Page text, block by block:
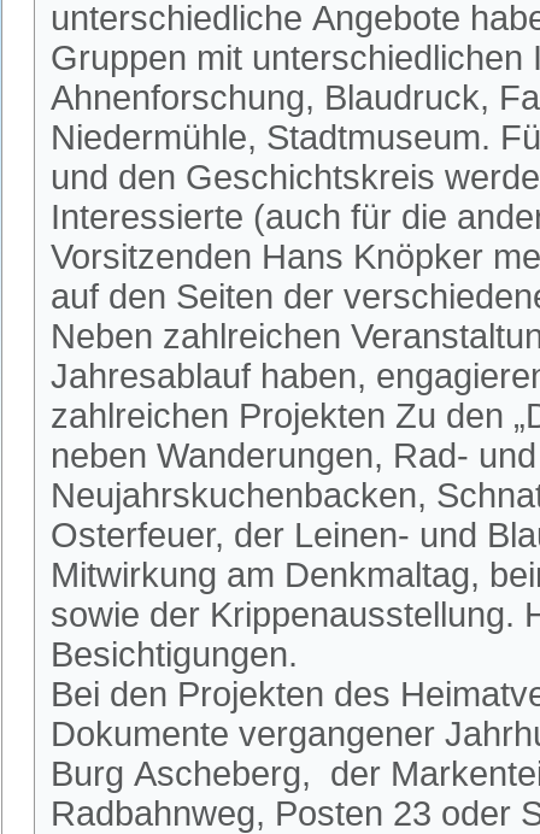
unterschiedliche Angebote
Gruppen mit
Ahnenforschung, Blaudruck,
Niedermühle, Stadtmuseum.
und den Geschichtskreis
Interessierte (auch für die
Vorsitzenden Hans Knöpker
auf den Seiten der
Neben zahlreichen
Jahresablauf haben,
zahlreichen Projekten Zu den
neben Wanderungen, Rad-
Neujahrskuchenbacken,
Osterfeuer, der Leinen- und
Mitwirkung am Denkmaltag,
sowie der Krippenausstellung.
Besichtigungen.
Bei den Projekten des
Dokumente vergangener
Burg Ascheberg, der
Radbahnweg, Posten 23 oder